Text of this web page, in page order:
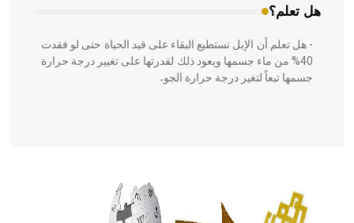
هل تعلم؟
- هل تعلم أن الإبل تستطيع البقاء على قيد الحياة حتى لو فقدت
40% من ماء جسمها ويعود ذلك لقدرتها على تغيير درجة حرارة
جسمها تبعاً لتغير درجة حرارة الجو،
الحكم، الأدلة، تنظيم التغذية، ورسالته في جروح الرأس. ويعود
له الفضل بأنه حرر الطب من الدين والفلسفة.